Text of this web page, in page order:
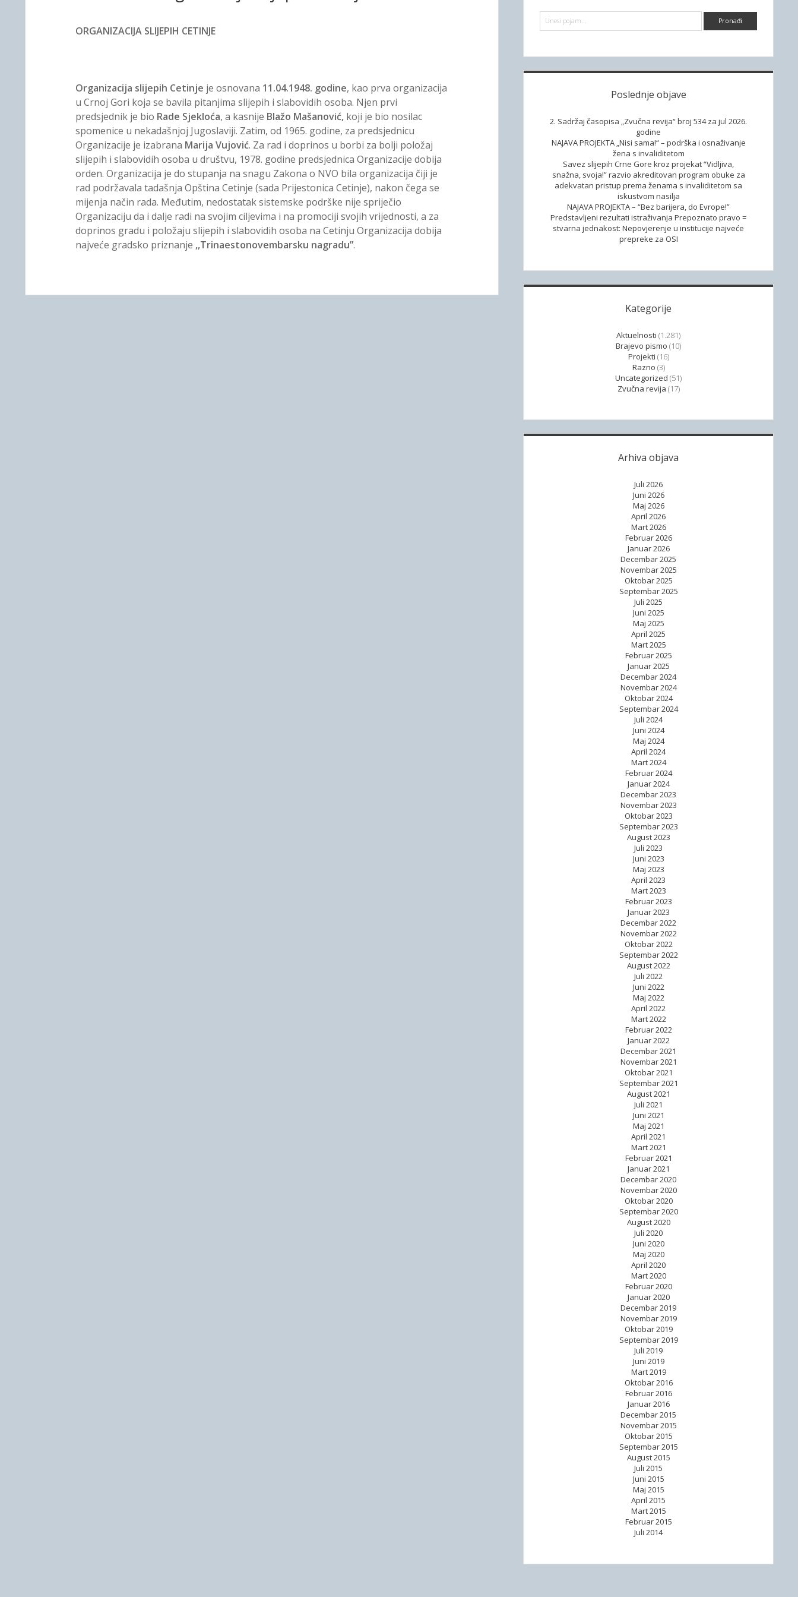
n
e
G
o
r
e
n
ORGANIZACIJA SLIJEPIH CETINJE
Organizacija slijepih Cetinje je osnovana 11.04.1948. godine, kao prva organizacija
u Crnoj Gori koja se bavila pitanjima slijepih i slabovidih osoba. Njen prvi
predsjednik je bio Rade Sjekloća, a kasnije Blažo Mašanović,koji je bio nosilac
spomenice u nekadašnjoj Jugoslaviji. Zatim, od 1965. godine, za predsjednicu
Organizacije je izabrana Marija Vujović. Za rad i doprinos u borbi za bolji položaj
slijepih i slabovidih osoba u društvu, 1978. godine predsjednica Organizacije dobija
orden. Organizacija je do stupanja na snagu Zakona o NVO bila organizacija čiji je
rad podržavala tadašnja Opština Cetinje (sada Prijestonica Cetinje), nakon čega se
mijenja način rada. Međutim, nedostatak sistemske podrške nije spriječio
Organizaciju da i dalje radi na svojim ciljevima i na promociji svojih vrijednosti, a za
doprinos gradu i položaju slijepih i slabovidih osoba na Cetinju Organizacija dobija
najveće gradsko priznanje ,,Trinaestonovembarsku nagradu”.
a
r
a
Poslednje objave
2. Sadržaj časopisa „Zvučna revija“ broj 534 za jul 2026.
godine
NAJAVA PROJEKTA „Nisi sama!“ – podrška i osnaživanje
žena s invaliditetom
Savez slijepih Crne Gore kroz projekat “Vidljiva,
snažna, svoja!” razvio akreditovan program obuke za
adekvatan pristup prema ženama s invaliditetom sa
iskustvom nasilja
NAJAVA PROJEKTA – “Bez barijera, do Evrope!”
Predstavljeni rezultati istraživanja Prepoznato pravo =
stvarna jednakost: Nepovjerenje u institucije najveće
prepreke za OSI
Kategorije
Aktuelnosti (1.281)
Brajevo pismo (10)
Projekti (16)
Razno (3)
Uncategorized (51)
Zvučna revija (17)
Arhiva objava
Juli 2026
Juni 2026
Maj 2026
April 2026
Mart 2026
Februar 2026
Januar 2026
Decembar 2025
Novembar 2025
Oktobar 2025
Septembar 2025
Juli 2025
Juni 2025
Maj 2025
April 2025
Mart 2025
Februar 2025
Januar 2025
Decembar 2024
Novembar 2024
Oktobar 2024
Septembar 2024
Juli 2024
Juni 2024
Maj 2024
April 2024
Mart 2024
Februar 2024
Januar 2024
Decembar 2023
Novembar 2023
Oktobar 2023
Septembar 2023
August 2023
Juli 2023
Juni 2023
Maj 2023
April 2023
Mart 2023
Februar 2023
Januar 2023
Decembar 2022
Novembar 2022
Oktobar 2022
Septembar 2022
August 2022
Juli 2022
Juni 2022
Maj 2022
April 2022
Mart 2022
Februar 2022
Januar 2022
Decembar 2021
Novembar 2021
Oktobar 2021
Septembar 2021
August 2021
Juli 2021
Juni 2021
Maj 2021
April 2021
Mart 2021
Februar 2021
Januar 2021
Decembar 2020
Novembar 2020
Oktobar 2020
Septembar 2020
August 2020
Juli 2020
Juni 2020
Maj 2020
April 2020
Mart 2020
Februar 2020
Januar 2020
Decembar 2019
Novembar 2019
Oktobar 2019
Septembar 2019
Juli 2019
Juni 2019
Mart 2019
Oktobar 2016
Februar 2016
Januar 2016
Decembar 2015
Novembar 2015
Oktobar 2015
Septembar 2015
August 2015
Juli 2015
Juni 2015
Maj 2015
April 2015
Mart 2015
Februar 2015
Juli 2014